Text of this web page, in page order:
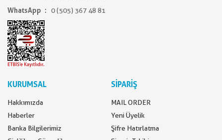
WhatsApp
0 (505) 367 48 81
KURUMSAL
Hakkımızda
Haberler
Banka Bilgilerimiz
SİPARİŞ
MAIL ORDER
Yeni Üyelik
Şifre Hatırlatma